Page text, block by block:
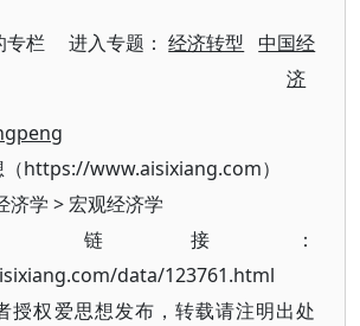
专栏 进入专题：经济转型
中国经
济
（https://www.aisixiang.com）
济学 >宏观经济学
链接：
data/123761.html
授权爱思想发布，转载请注明出处